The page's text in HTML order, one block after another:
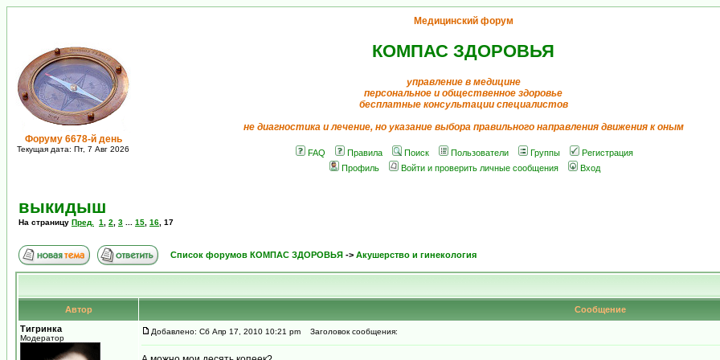
Форуму 6678-й день
Текущая дата: Пт, 7 Авг 2026
Медицинский форум
КОМПАС ЗДОРОВЬЯ
управление в медицине
персональное и общественное здоровье
бесплатные консультации специалистов
не диагностика и лечение, но указание выбора правильного направления движения к оным
FAQ Правила Поиск Пользователи Группы
Регистрация
Профиль
Войти и проверить личные сообщения Вход
выкидыш
На страницу Пред. 1 2 3 15 16 17
Список форумов КОМПАС ЗДОРОВЬЯ -> Акушерство и гинекология
Автор
Сообщение
Тигринка
Модератор
Добавлено: Сб Апр 17, 2010 10:21 pm Заголовок сообщения: